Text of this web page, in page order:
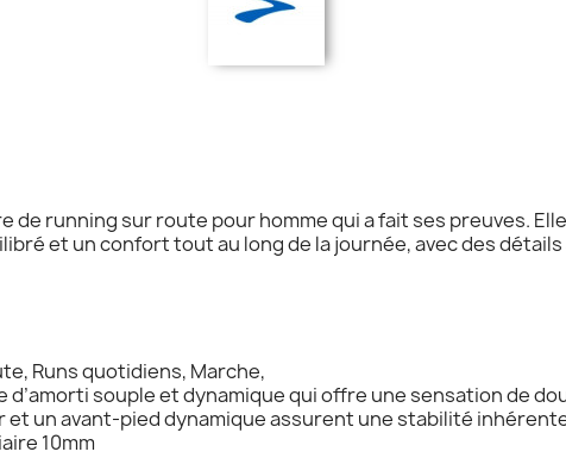
de running sur route pour homme qui a fait ses preuves.
et un confort tout au long de la journée, avec des
Runs quotidiens, Marche,
d’amorti souple et dynamique qui offre une sensation de
et un avant-pied dynamique assurent une stabilité
10mm